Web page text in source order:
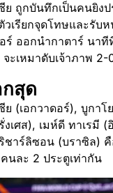
ซีย ถูกบันทึกเป็นคนยิง
วเรียกจุดโทษและรับ
ร์ ออกนำกาตาร์ นา
จะเหมาดับเจ้าภาพ
สุด
ซีย (เอกวาดอร์), บูกา
งเศส), เมห์ดี ทาเรมี
ชาร์ลิซอน (บราซิล)
นละ 2 ประตูเท่ากัน